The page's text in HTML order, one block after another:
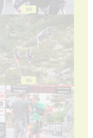
84
86